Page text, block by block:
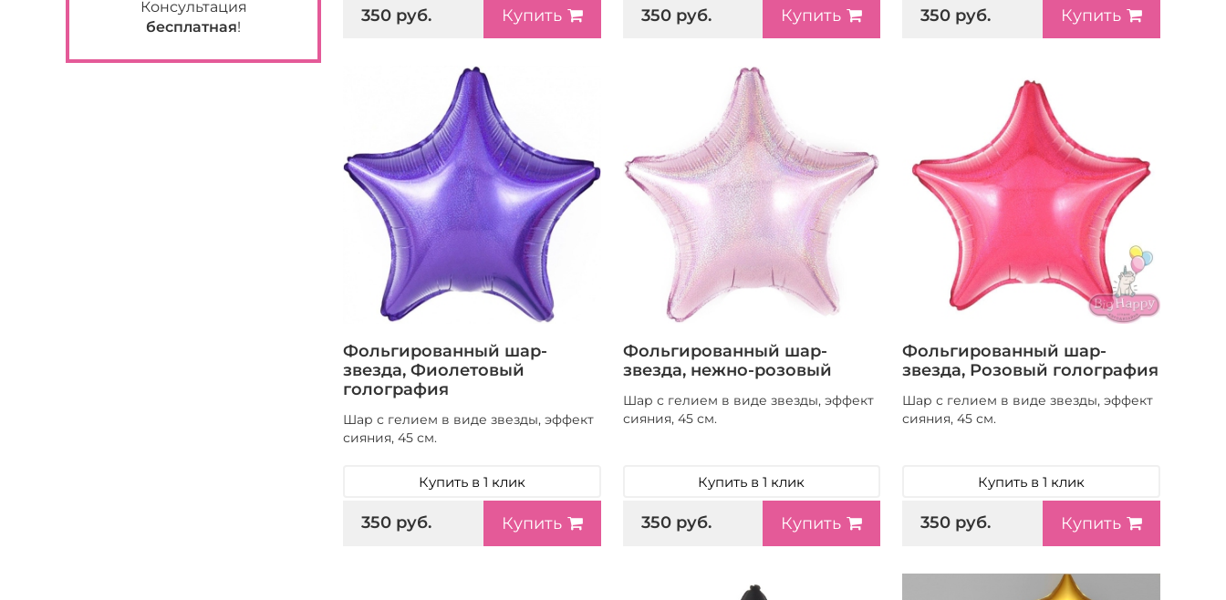
Консультация
бесплатная!
350 руб. Купить 350 руб. Купить 350 руб. Купить
Фольгированный шар-
звезда, Фиолетовый
голография
Шар с гелием в виде звезды, эффект
сияния, 45 см.
Купить в 1 клик
350 руб. Купить
Фольгированный шар-
звезда, нежно-розовый
Шар с гелием в виде звезды, эффект
сияния, 45 см.
Купить в 1 клик
350 руб. Купить
Фольгированный шар-
звезда, Розовый голография
Шар с гелием в виде звезды, эффект
сияния, 45 см.
Купить в 1 клик
350 руб. Купить